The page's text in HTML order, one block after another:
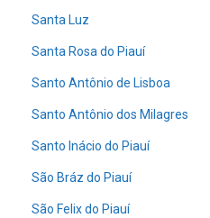
Santa Luz
Santa Rosa do Piauí
Santo Antônio de Lisboa
Santo Antônio dos Milagres
Santo Inácio do Piauí
São Bráz do Piauí
São Felix do Piauí